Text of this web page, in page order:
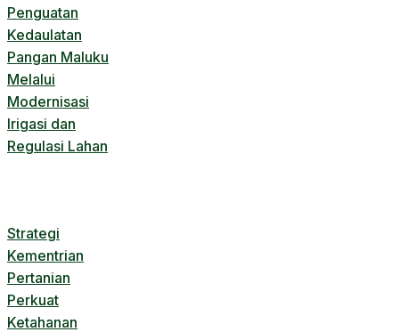
Penguatan
Kedaulatan
Pangan Maluku
Melalui
Modernisasi
Irigasi dan
Regulasi Lahan
Strategi
Kementrian
Pertanian
Perkuat
Ketahanan